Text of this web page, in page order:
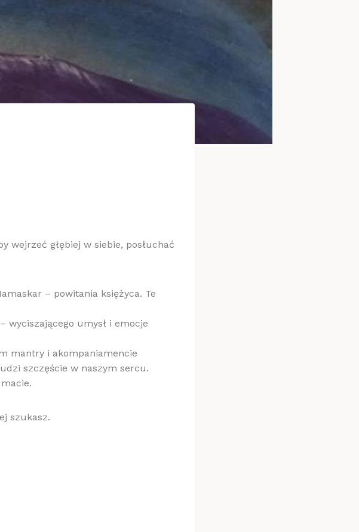
wejrzeć głębiej w siebie, posłuchać
– powitania księżyca. Te
wyciszającego umysł i emocje
mantry i akompaniamencie
szczęście w naszym sercu.
szukasz.